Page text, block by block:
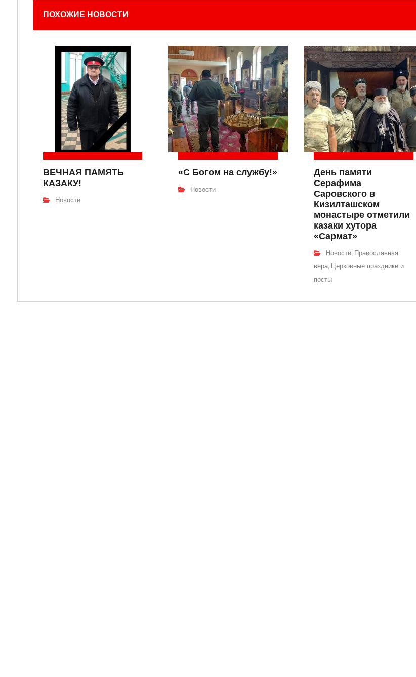
ПОХОЖИЕ НОВОСТИ
ВЕЧНАЯ ПАМЯТЬ
КАЗАКУ!
Новости
«С Богом на службу!»
Новости
День памяти
Серафима
Саровского в
Кизилташском
монастыре отметили
казаки хутора
«Сармат»
Новости, Православная
вера,
Церковные праздники и
посты